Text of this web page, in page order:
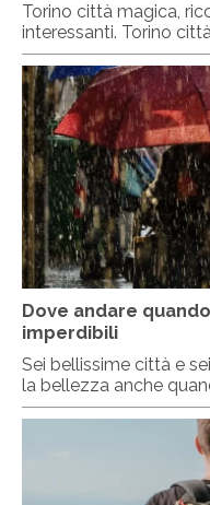
Torino città magica,
interessanti. Torino
Dove andare
imperdibili
Sei bellissime città e
la bellezza anche